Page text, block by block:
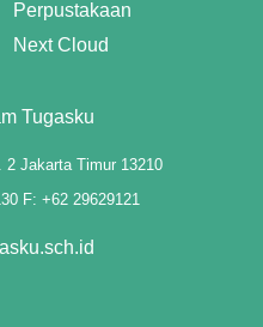
Perpustakaan
Next Cloud
Tugasku
Jakarta Timur 13210
F: +62 29629121